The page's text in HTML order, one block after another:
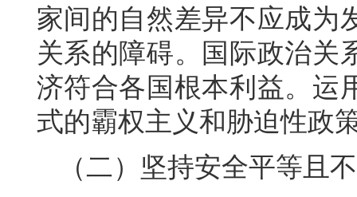
家间的自然差异不应成为
关系的障碍。国际政治关
济符合各国根本利益。运
式的霸权主义和胁迫性政
（二）坚持安全平等且